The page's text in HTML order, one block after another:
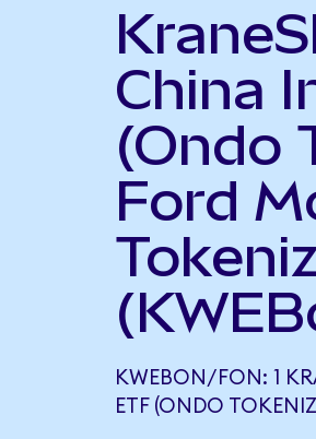
China
(Ondo
Ford
KWEBON/FON: 1
ETF (ONDO